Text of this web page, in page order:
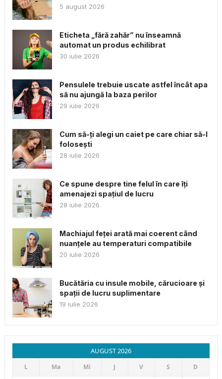
5 august 2026
Eticheta „fără zahăr” nu înseamnă
automat un produs echilibrat
30 iulie 2026
Pensulele trebuie uscate astfel încât apa
să nu ajungă la baza perilor
29 iulie 2026
Cum să-ți alegi un caiet pe care chiar să-l
folosești
28 iulie 2026
Ce spune despre tine felul în care îți
amenajezi spațiul de lucru
28 iulie 2026
Machiajul feței arată mai coerent când
nuanțele au temperaturi compatibile
20 iulie 2026
Bucătăria cu insule mobile, cărucioare și
spații de lucru suplimentare
19 iulie 2026
AUGUST 2026
L Ma Mi J V S
D